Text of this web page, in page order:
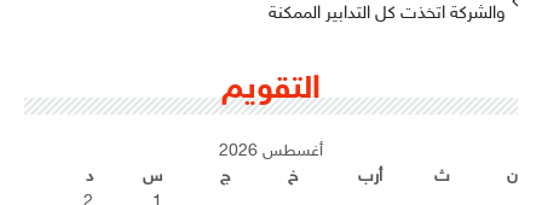
والشركة اتخذت كل التدابير الممكنة
التقويم
أغسطس 2026
ن
ث أرب خ ج س
د